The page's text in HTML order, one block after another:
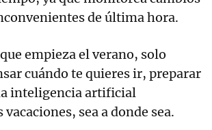
de última hora.
empieza el verano, solo
cuándo te quieres ir, preparar
inteligencia artificial
sea a donde sea.